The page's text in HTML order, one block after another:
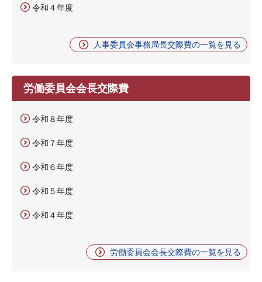
令和４年度
人事委員会事務局長交際費の一覧を見る
労働委員会会長交際費
令和８年度
令和７年度
令和６年度
令和５年度
令和４年度
労働委員会会長交際費の一覧を見る